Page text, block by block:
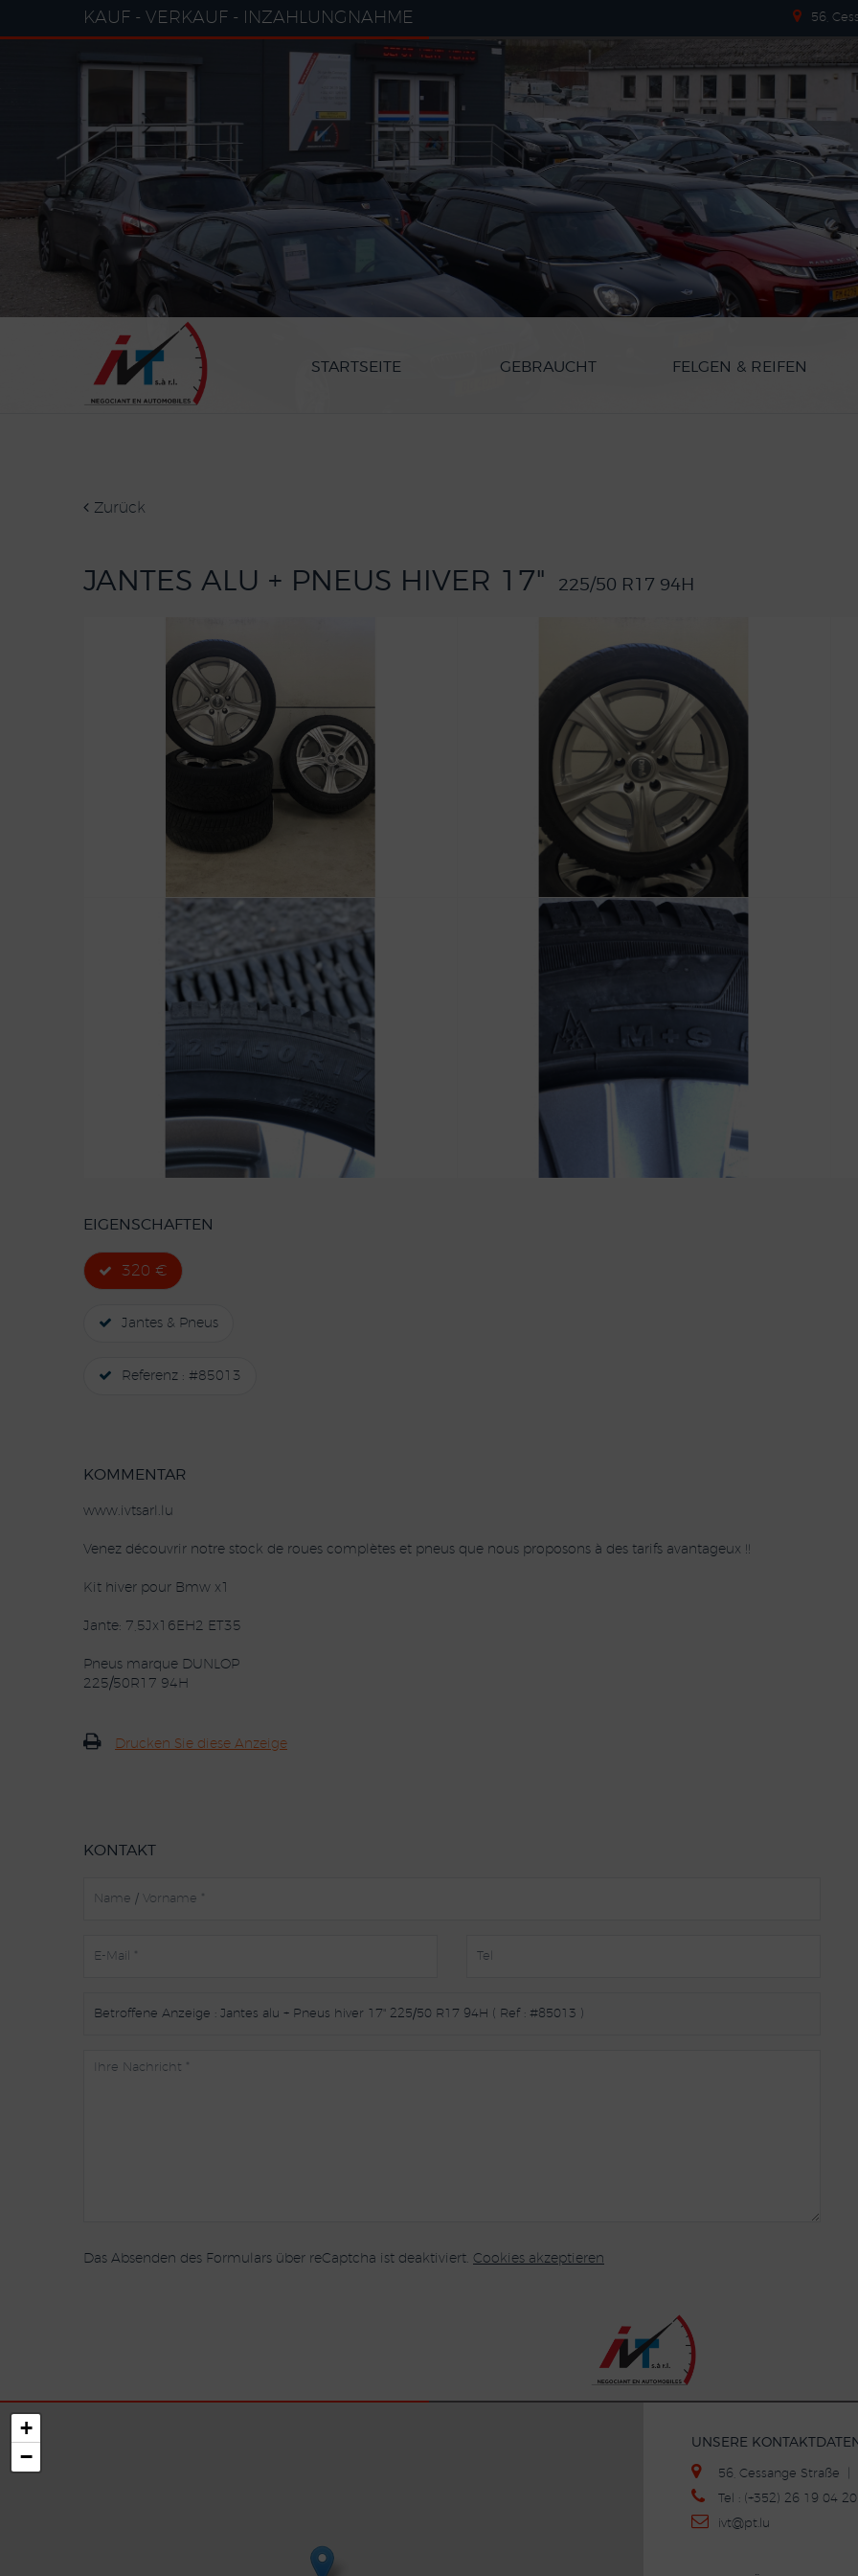
KAUF - VERKAUF - INZAHLUNGNAHME 56,
STARTSEITE GEBRAUCHT FELGEN & REIFEN
Zurück
JANTES ALU + PNEUS HIVER 17" 225/50 R17 94H
EIGENSCHAFTEN
320 €
Jantes & Pneus
Referenz : #85013
KOMMENTAR
www.ivtsarl.lu
Venez découvrir notre stock de roues complètes et pneus que nous proposons à des tarifs avantageux !!
Kit hiver pour Bmw x1
Jante: 7,5Jx16EH2 ET35
Pneus marque DUNLOP
225/50R17 94H
Drucken Sie diese Anzeige
KONTAKT
Das Absenden des Formulars über reCaptcha ist deaktiviert. Cookies akzeptieren
+
−
UNSERE
56, Cessange Straße
Tel : (+352) 26 19 04
ivt@pt.lu
Cookie-Einstellungen